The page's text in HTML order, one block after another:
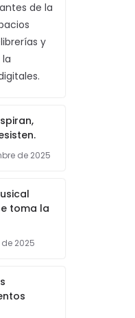
de la
y
de 2025
toma la
2025